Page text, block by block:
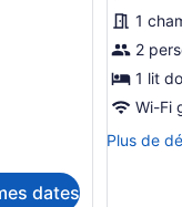
dates
type
de
Chalet
(Spa
1
2
1 lit
Wi-Fi
Plus de
Plus